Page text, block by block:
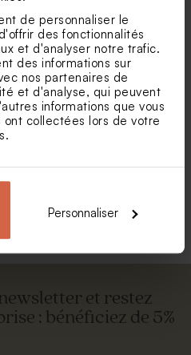
de personnaliser le
des fonctionnalités
et d'analyser notre trafic.
des informations sur
nos partenaires de
et d'analyse, qui peuvent
informations que vous
ont collectées lors de votre
Personnaliser
Enveloppe rose pâle
Enveloppe
et restez
: bénéficiez de 5%